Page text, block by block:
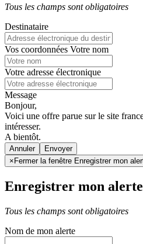
Tous les champs sont obligatoires
Destinataire
Vos coordonnées Votre nom
Votre adresse électronique
Message
Bonjour,
Voici une offre parue sur le site
intéresser.
A bientôt.
Annuler
× Fermer la fenêtre Enregistrer mon
Enregistrer mon alerte
Tous les champs sont obligatoires
Nom de mon alerte